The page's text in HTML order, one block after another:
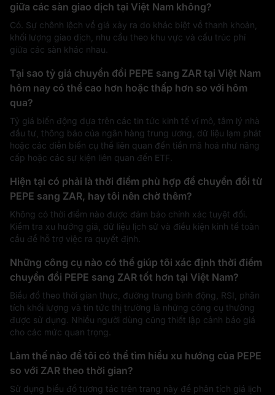
giữa các sàn giao dịch tại Việt Nam không?
Có. Sự chênh lệch về giá xảy ra do khác biệt về thanh khoản,
khối lượng giao dịch, nhu cầu theo khu vực và cấu trúc phí
giữa các sàn khác nhau.
Tại sao tỷ giá chuyển đổi PEPE sang ZAR tại Việt Nam
hôm nay có thể cao hơn hoặc thấp hơn so với hôm
qua?
Tỷ giá biến động dựa trên các tin tức kinh tế vĩ mô, tâm lý nhà
đầu tư, thông báo của ngân hàng trung ương, dữ liệu lạm phát
hoặc các diễn biến cụ thể liên quan đến tiền mã hoá như nâng
cấp hoặc các sự kiện liên quan đến ETF.
Hiện tại có phải là thời điểm phù hợp để chuyển đổi từ
PEPE sang ZAR, hay tôi nên chờ thêm?
Không có thời điểm nào được đảm bảo chính xác tuyệt đối.
Kiểm tra xu hướng giá, dữ liệu lịch sử và điều kiện kinh tế toàn
cầu để hỗ trợ việc ra quyết định.
Những công cụ nào có thể giúp tôi xác định thời điểm
chuyển đổi PEPE sang ZAR tốt hơn tại Việt Nam?
Biểu đồ theo thời gian thực, đường trung bình động, RSI, phân
tích khối lượng và tin tức thị trường là những công cụ thường
được sử dụng. Nhiều người dùng cũng thiết lập cảnh báo giá
cho các mức quan trọng.
Làm thế nào để tôi có thể tìm hiểu xu hướng của PEPE
so với ZAR theo thời gian?
Sử dụng biểu đồ tương tác trên trang này để phân tích giá lịch